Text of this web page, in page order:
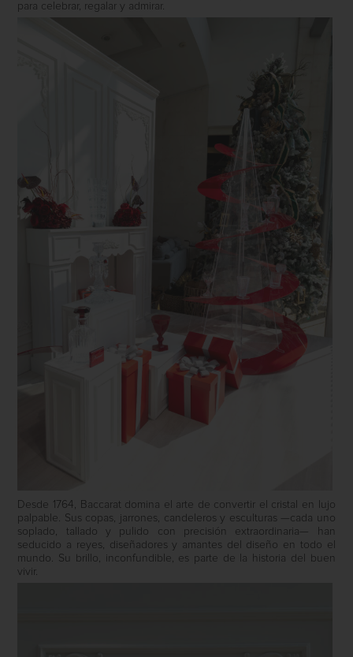
para celebrar, regalar y admirar.
Desde 1764, Baccarat domina el arte de convertir el cristal en lujo
palpable. Sus copas, jarrones, candeleros y esculturas —cada uno
soplado, tallado y pulido con precisión extraordinaria— han
seducido a reyes, diseñadores y amantes del diseño en todo el
mundo. Su brillo, inconfundible, es parte de la historia del buen
vivir.